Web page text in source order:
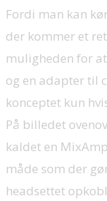
Fordi man kan
der kommer et
muligheden for
og en adapter til
konceptet kun
På billedet
kaldet en
måde som der
headsettet